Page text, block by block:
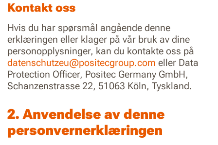
Kontakt oss
Hvis du har spørsmål angående denne
erklæringen eller klager på vår bruk av dine
personopplysninger, kan du kontakte oss på
datenschutzeu@positecgroup.com eller Data
Protection Officer, Positec Germany GmbH,
Schanzenstrasse 22, 51063 Köln, Tyskland.
2. Anvendelse av denne
personvernerklæringen